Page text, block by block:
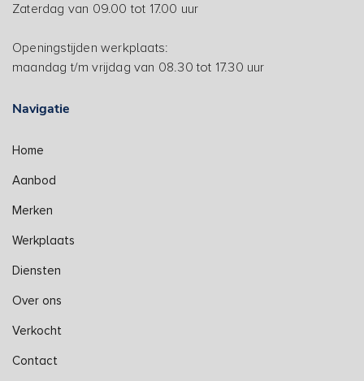
Zaterdag van 09.00 tot 17.00 uur
Openingstijden werkplaats:
maandag t/m vrijdag van 08.30 tot 17.30 uur
Navigatie
Home
Aanbod
Merken
Werkplaats
Diensten
Over ons
Verkocht
Contact